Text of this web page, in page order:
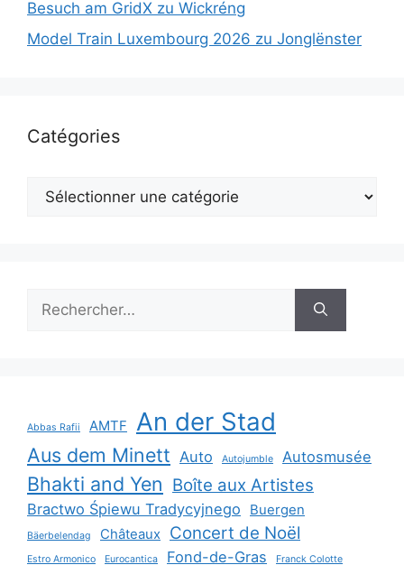
Besuch am GridX zu Wickréng
Model Train Luxembourg 2026 zu Jonglënster
Catégories
Catégories
Abbas Rafii AMTF An der Stad
Aus dem Minett Auto Autojumble Autosmusée
Bhakti and Yen Boîte aux Artistes
Bractwo Śpiewu Tradycyjnego Buergen
Bäerbelendag Châteaux Concert de Noël
Estro Armonico Eurocantica Fond-de-Gras Franck Colotte